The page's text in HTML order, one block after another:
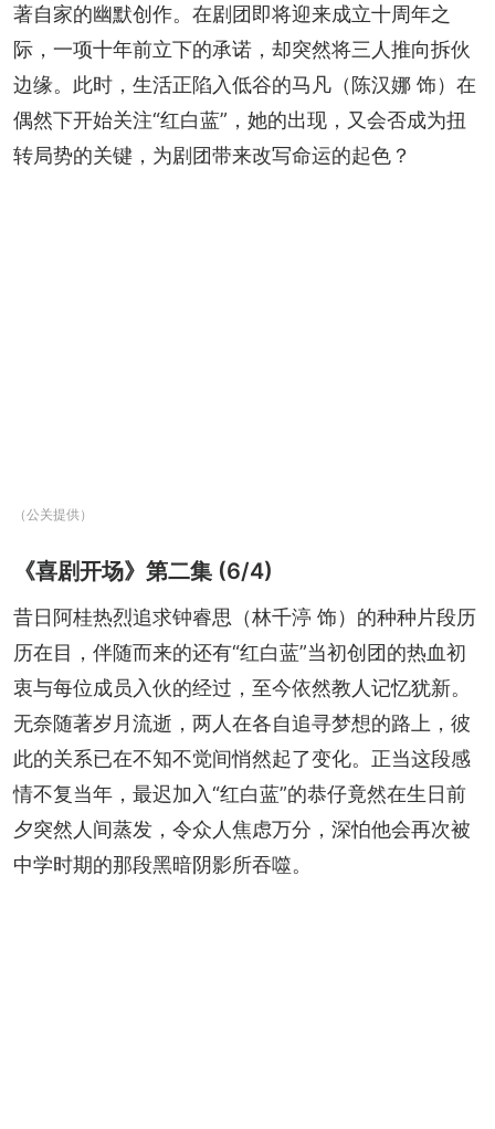
著自家的幽默创作。在剧团即将迎来成立十周年之
际，一项十年前立下的承诺，却突然将三人推向拆伙
边缘。此时，生活正陷入低谷的马凡（陈汉娜 饰）在
偶然下开始关注“红白蓝”，她的出现，又会否成为扭
转局势的关键，为剧团带来改写命运的起色？
（公关提供）
《喜剧开场》第二集 (6/4)
昔日阿桂热烈追求钟睿思（林千渟 饰）的种种片段历
历在目，伴随而来的还有“红白蓝”当初创团的热血初
衷与每位成员入伙的经过，至今依然教人记忆犹新。
无奈随著岁月流逝，两人在各自追寻梦想的路上，彼
此的关系已在不知不觉间悄然起了变化。正当这段感
情不复当年，最迟加入“红白蓝”的恭仔竟然在生日前
夕突然人间蒸发，令众人焦虑万分，深怕他会再次被
中学时期的那段黑暗阴影所吞噬。